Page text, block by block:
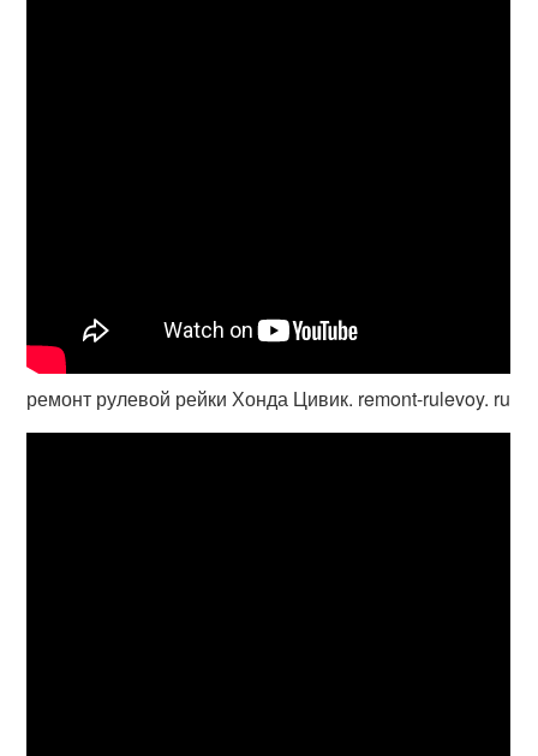
ремонт рулевой рейки Хонда Цивик. remont-rulevoy. ru